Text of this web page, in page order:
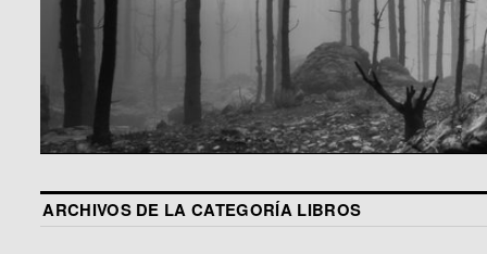
ARCHIVOS DE LA CATEGORÍA LIBROS